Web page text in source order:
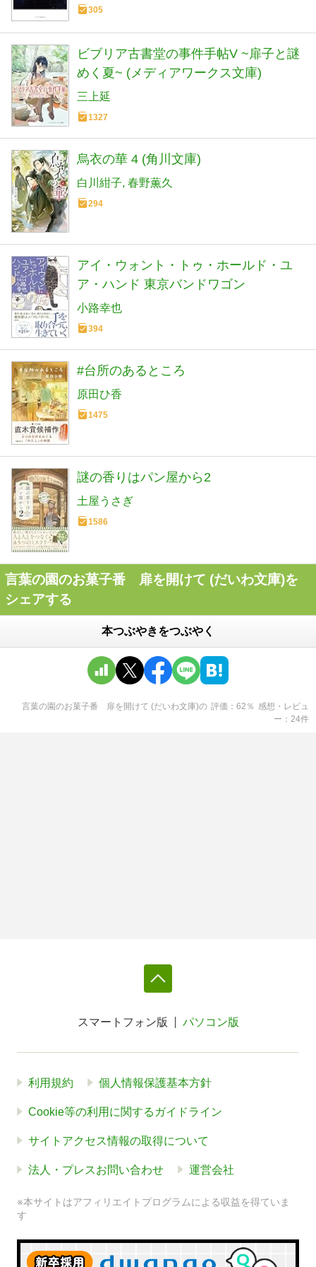
305
ビブリア古書堂の事件手帖V ~扉子と謎
めく夏~ (メディアワークス文庫)
三上延
1327
烏衣の華 4 (角川文庫)
白川紺子 春野薫久
294
アイ・ウォント・トゥ・ホールド・ユ
ア・ハンド 東京バンドワゴン
小路幸也
394
#台所のあるところ
原田ひ香
1475
謎の香りはパン屋から2
土屋うさぎ
1586
言葉の園のお菓子番 扉を開けて (だいわ文庫)を
シェアする
本つぶやきをつぶやく
言葉の園のお菓子番 扉を開けて (だいわ文庫)の 評価 62 ％ 感想・レビュ
ー
24件
スマートフォン版 パソコン版
利用規約 個人情報保護基本方針
Cookie等の利用に関するガイドライン
サイトアクセス情報の取得について
法人・プレスお問い合わせ 運営会社
※本サイトはアフィリエイトプログラムによる収益を得ていま
す